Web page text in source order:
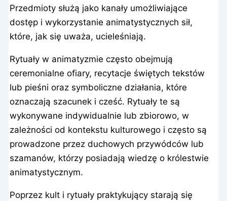
Przedmioty służą jako kanały umożliwiające
dostęp i wykorzystanie animatystycznych sił,
które, jak się uważa, ucieleśniają.
Rytuały w animatyzmie często obejmują
ceremonialne ofiary, recytacje świętych tekstów
lub pieśni oraz symboliczne działania, które
oznaczają szacunek i cześć. Rytuały te są
wykonywane indywidualnie lub zbiorowo, w
zależności od kontekstu kulturowego i często są
prowadzone przez duchowych przywódców lub
szamanów, którzy posiadają wiedzę o królestwie
animatystycznym.
Poprzez kult i rytuały praktykujący starają się